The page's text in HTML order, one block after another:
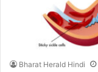
Bharat Herald Hindi